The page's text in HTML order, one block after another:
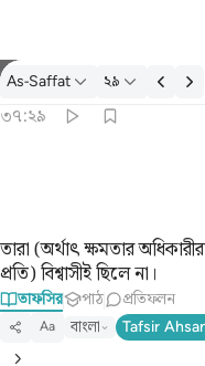
তাফসির: As-Saffat ৩৭:২৯
As-Saffat ২৯
৩৭:২৯
بَل لَّمْ تَكُونُوا۟ مُؤْمِنِينَ ٢٩
তারা (অর্থাৎ ক্ষমতার
প্রতি) বিশ্বাসীই ছিলে না।
তাফসির পাঠ প্রতিফলন
Aa বাংলা Tafsir